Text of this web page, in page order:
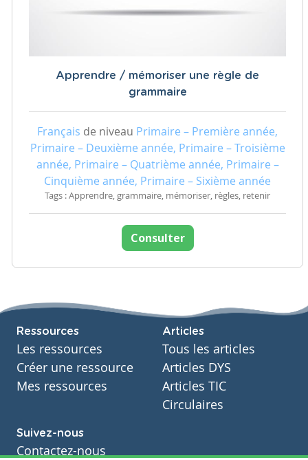
Apprendre / mémoriser une règle de
grammaire
Français de niveau Primaire – Première année,
Primaire – Deuxième année, Primaire – Troisième
année, Primaire – Quatrième année, Primaire –
Cinquième année, Primaire – Sixième année
Tags : Apprendre, grammaire, mémoriser, règles, retenir
Consulter
Ressources
Les ressources
Créer une ressource
Mes ressources
Articles
Tous les articles
Articles DYS
Articles TIC
Circulaires
Suivez-nous
Contactez-nous